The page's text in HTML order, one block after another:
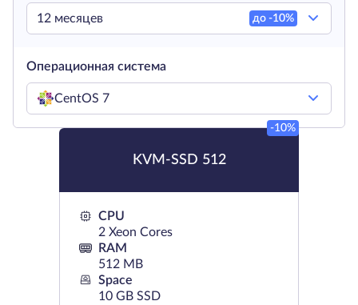
12 месяцев до -10%
Операционная система
CentOS 7
KVM-SSD 512
-10%
CPU
2 Xeon Cores
RAM
512 MB
Space
10 GB SSD